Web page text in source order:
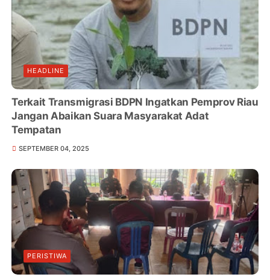
HEADLINE
Terkait Transmigrasi BDPN Ingatkan Pemprov Riau
Jangan Abaikan Suara Masyarakat Adat
Tempatan
SEPTEMBER 04, 2025
PERISTIWA